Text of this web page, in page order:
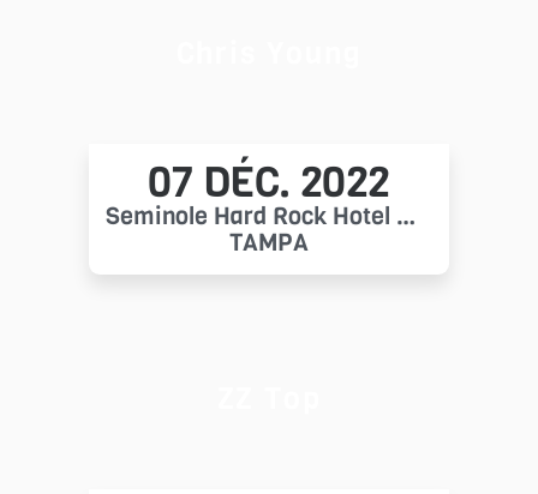
07 DÉC. 2022
Seminole Hard Rock Hotel & Casino Tampa
TAMPA